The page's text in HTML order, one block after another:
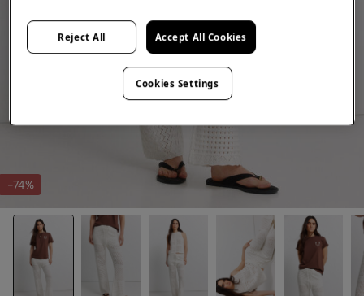
-74%
Reject All Accept All Cookies
Cookies Settings